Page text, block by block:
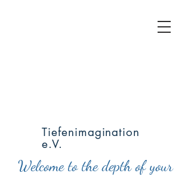
Welcome to the depth of your
Tiefenimagination
e.V.